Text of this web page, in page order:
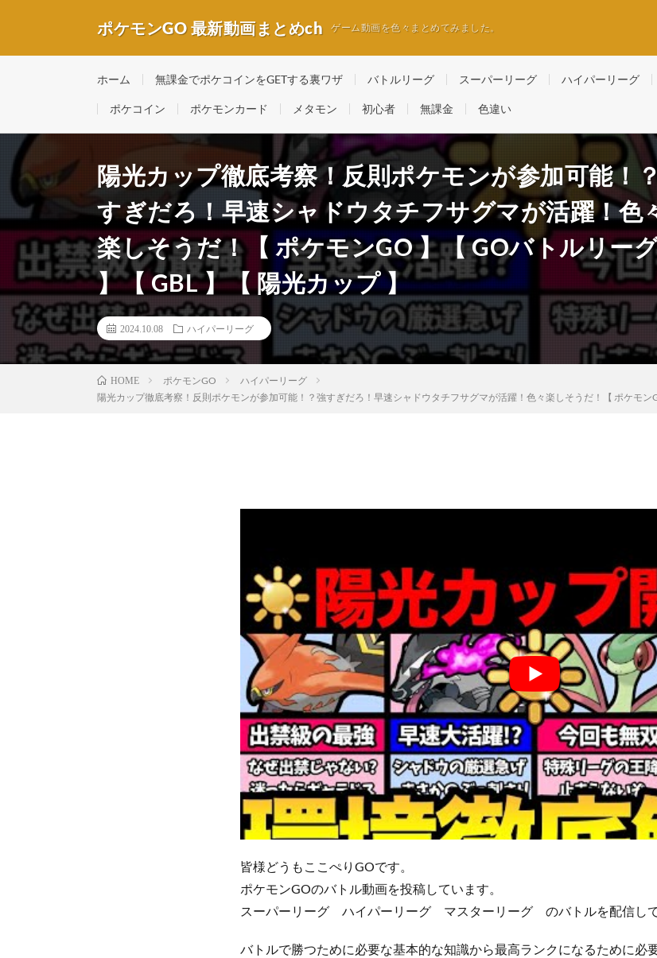
ポケモンGO 最新動画まとめch ゲーム動画を色々まとめてみました。
ホーム 無課金でポケコインをGETする裏ワザ バトルリーグ スーパーリーグ ハイパーリーグ
ポケコイン ポケモンカード メタモン 初心者 無課金 色違い
陽光カップ徹底考察！反則ポケモンが参加可能！
すぎだろ！早速シャドウタチフサグマが活躍！色
楽しそうだ！【 ポケモンGO 】【 GOバトルリー
】【 GBL 】【 陽光カップ 】
2024.10.08 ハイパーリーグ
HOME ポケモンGO
ハイパーリーグ
陽光カップ徹底考察！反則ポケモンが参加可能！？強すぎだろ！早速シャドウタチフサグマが活躍！色々楽しそうだ！【 ポケモン
皆様どうもここぺりGOです。
ポケモンGOのバトル動画を投稿しています。
スーパーリーグ ハイパーリーグ マスターリーグ のバトルを配信して
バトルで勝つために必要な基本的な知識から最高ランクになるために必